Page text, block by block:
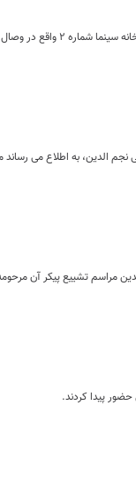
طبق اطلاع از انجمن بازیگران سینمای ایران، مراسم تشییع پیکر رضا داودنژاد شنبه ۱۸
الدین، به اطلاع می رساند
پیدا کردند.